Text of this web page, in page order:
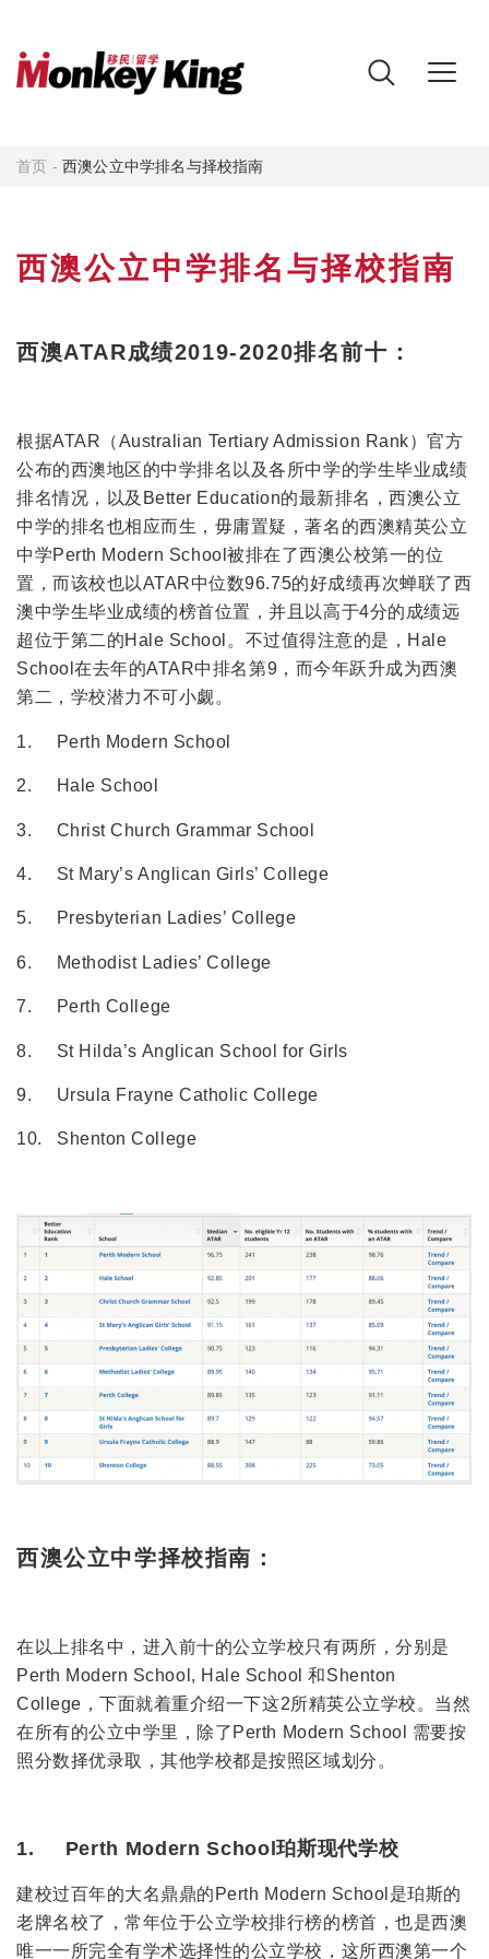
首页 -西澳公立中学排名与择校指南
西澳公立中学排名与择校指南
西澳ATAR成绩2019-2020排名前十：
根据ATAR（Australian Tertiary Admission Rank）官方
公布的西澳地区的中学排名以及各所中学的学生毕业成绩
排名情况，以及Better Education的最新排名，西澳公立
中学的排名也相应而生，毋庸置疑，著名的西澳精英公立
中学Perth Modern School被排在了西澳公校第一的位
置，而该校也以ATAR中位数96.75的好成绩再次蝉联了西
澳中学生毕业成绩的榜首位置，并且以高于4分的成绩远
超位于第二的Hale School。不过值得注意的是，Hale
School在去年的ATAR中排名第9，而今年跃升成为西澳
第二，学校潜力不可小觑。
1. Perth Modern School
2. Hale School
3. Christ Church Grammar School
4. St Mary’s Anglican Girls’ College
5. Presbyterian Ladies’ College
6. Methodist Ladies’ College
7. Perth College
8. St Hilda’s Anglican School for Girls
9. Ursula Frayne Catholic College
10. Shenton College
西澳公立中学择校指南：
在以上排名中，进入前十的公立学校只有两所，分别是
Perth Modern School, Hale School 和Shenton
College，下面就着重介绍一下这2所精英公立学校。当然
在所有的公立中学里，除了Perth Modern School 需要按
照分数择优录取，其他学校都是按照区域划分。
1. Perth Modern School珀斯现代学校
建校过百年的大名鼎鼎的Perth Modern School是珀斯的
老牌名校了，常年位于公立学校排行榜的榜首，也是西澳
唯一一所完全有学术选择性的公立学校，这所西澳第一个